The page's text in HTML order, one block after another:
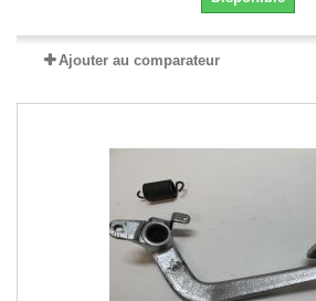
Ajouter au comparateur